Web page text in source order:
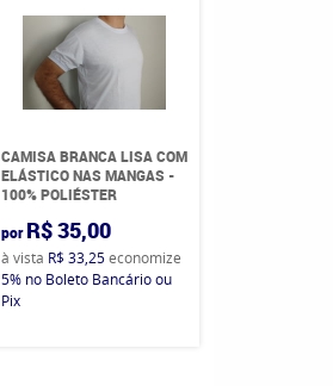
CAMISA BRANCA LISA COM
ELÁSTICO NAS MANGAS -
100% POLIÉSTER
por R$ 35,00
à vista R$ 33,25economize
5% no Boleto Bancário ou
Pix